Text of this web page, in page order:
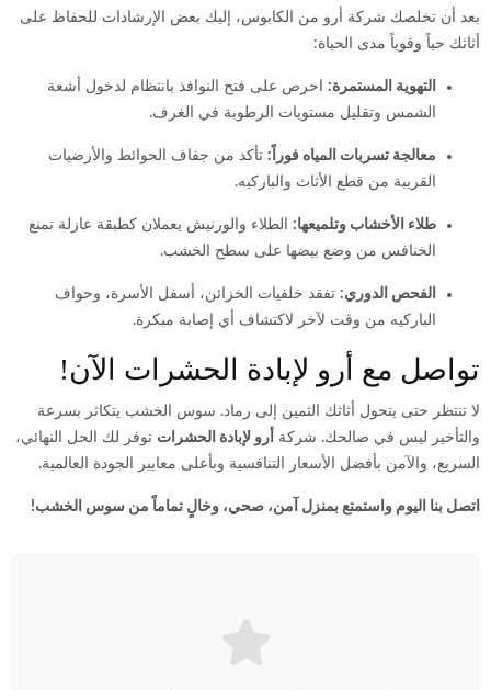
بعد أن تخلصك شركة أرو من الكابوس، إليك بعض الإرشادات للحفاظ على
أثاثك حياً وقوياً مدى الحياة:
التهوية المستمرة: احرص على فتح النوافذ بانتظام لدخول أشعة
الشمس وتقليل مستويات الرطوبة في الغرف.
معالجة تسربات المياه فوراً: تأكد من جفاف الحوائط والأرضيات
القريبة من قطع الأثاث والباركيه.
طلاء الأخشاب وتلميعها: الطلاء والورنيش يعملان كطبقة عازلة تمنع
الخنافس من وضع بيضها على سطح الخشب.
الفحص الدوري: تفقد خلفيات الخزائن، أسفل الأسرة، وحواف
الباركيه من وقت لآخر لاكتشاف أي إصابة مبكرة.
تواصل مع أرو لإبادة الحشرات الآن!
لا تنتظر حتى يتحول أثاثك الثمين إلى رماد. سوس الخشب يتكاثر بسرعة
والتأخير ليس في صالحك. شركة
أرو لإبادة الحشرات توفر لك الحل النهائي،
السريع، والآمن بأفضل الأسعار التنافسية وبأعلى معايير الجودة العالمية.
اتصل بنا اليوم واستمتع بمنزل آمن، صحي، وخالٍ تماماً من سوس الخشب!